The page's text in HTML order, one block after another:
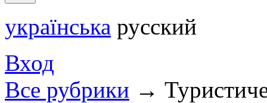
українська русский
Вход
Все рубрики →